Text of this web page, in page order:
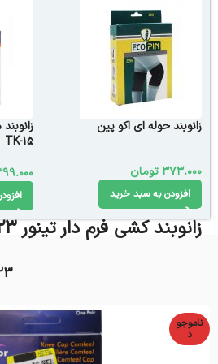
زانوبند حوله اى اكو پين
373.000تومان
افزودن به سبد خرید
TK-15
زانوبند کشی فرم دار تینور D-23
ناموجو
د